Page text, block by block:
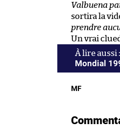
Valbuena
sortira la
prendre
Un vrai
Mondial
MF